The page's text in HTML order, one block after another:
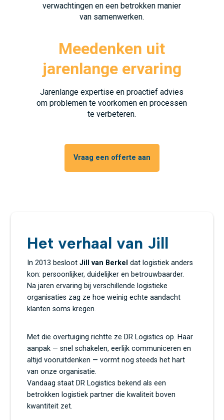
verwachtingen en een betrokken manier
van samenwerken.
Meedenken uit
jarenlange ervaring
Jarenlange expertise en proactief advies
om problemen te voorkomen en processen
te verbeteren.
Vraag een offerte aan
Het verhaal van Jill
In 2013 beslootJill van Berkel dat logistiek anders
kon: persoonlijker, duidelijker en betrouwbaarder.
Na jaren ervaring bij verschillende logistieke
organisaties zag ze hoe weinig echte aandacht
klanten soms kregen.
Met die overtuiging richtte ze DR Logistics op. Haar
aanpak — snel schakelen, eerlijk communiceren en
altijd vooruitdenken — vormt nog steeds het hart
van onze organisatie.
Vandaag staat DR Logistics bekend als een
betrokken logistiek partner die kwaliteit boven
kwantiteit zet.